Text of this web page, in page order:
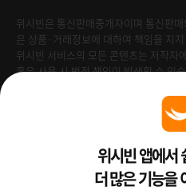
위시빈은 통신판매중개자이며 통신판
은 상품·거래정보에 대하여 책임을 지지
위시빈 서비스의 모든 콘텐츠는 저작자
혹은 사용 시 법적 책임이 발생할 수 있
Venture Enterprise위시빈 앱에서
더 많은 기능을